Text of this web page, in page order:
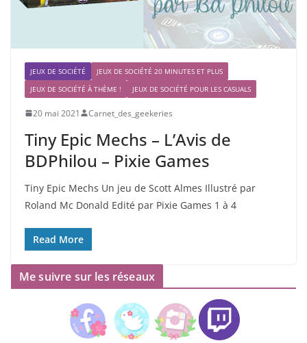
JEUX DE SOCIÉTÉ
JEUX DE SOCIÉTÉ 20 MINUTES ET PLUS
JEUX DE SOCIÉTÉ À THÈME !
JEUX DE SOCIÉTÉ POUR LES CASUALS
20 mai 2021 Carnet_des_geekeries
Tiny Epic Mechs – L’Avis de
BDPhilou – Pixie Games
Tiny Epic Mechs Un jeu de Scott Almes Illustré par
Roland Mc Donald Edité par Pixie Games 1 à 4
Read More
Me suivre sur les réseaux